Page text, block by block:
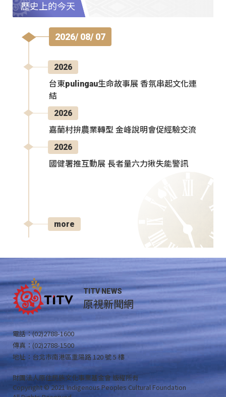
歷史上的今天
2026/ 08/ 07
2026
台東pulingau生命故事展 香氛串起文化連
結
2026
嘉蘭村拚農業轉型 金峰說明會促經驗交流
2026
國健署推互動展 長者量六力揪失能警訊
more
TITV NEWS
原視新聞網
電話：(02)2788-1600
傳真：(02)2788-1500
地址：台北市南港區重陽路 120 號 5 樓
財團法人原住民族文化事業基金會 版權所有
Copyright © 2021 Indigenous Peoples Cultural Foundation